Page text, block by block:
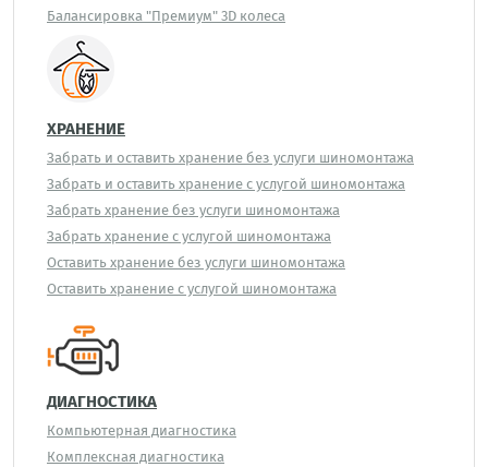
Балансировка "Премиум" 3D колеса
ХРАНЕНИЕ
Забрать и оставить хранение без услуги шиномонтажа
Забрать и оставить хранение с услугой шиномонтажа
Забрать хранение без услуги шиномонтажа
Забрать хранение с услугой шиномонтажа
Оставить хранение без услуги шиномонтажа
Оставить хранение с услугой шиномонтажа
ДИАГНОСТИКА
Компьютерная диагностика
Комплексная диагностика